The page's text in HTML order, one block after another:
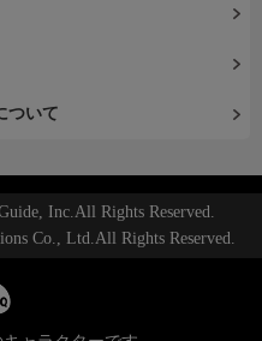
ついて
Inc.All Rights Reserved.
Co., Ltd.All Rights Reserved.